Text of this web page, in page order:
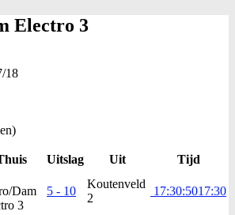
Electro 3
18
Uitslag Uit
Tijd
Dam
3
5 - 10
Koutenveld
2
17:30:5017:30